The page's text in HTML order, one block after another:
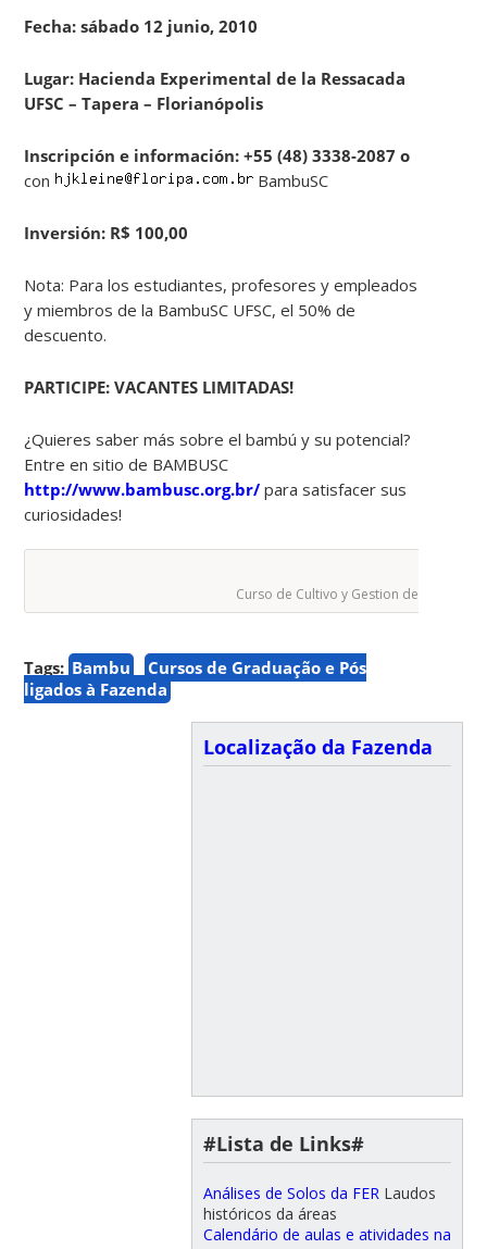
Fecha: sábado 12 junio, 2010
Lugar: Hacienda Experimental de la Ressacada
UFSC – Tapera – Florianópolis
Inscripción e información: +55 (48) 3338-2087 o
con
BambuSC
Inversión: R$ 100,00
Nota: Para los estudiantes, profesores y empleados
y miembros de la BambuSC UFSC, el 50% de
descuento.
PARTICIPE: VACANTES LIMITADAS!
¿Quieres saber más sobre el bambú y su potencial?
Entre en sitio de BAMBUSC
http://www.bambusc.org.br/ para satisfacer sus
curiosidades!
Curso de Cultivo y Gestion de Bambu
Tags: Bambu
Cursos de Graduação e Pós
ligados à Fazenda
Localização da Fazenda
#Lista de Links#
Análises de Solos da FER Laudos
históricos da áreas
Calendário de aulas e atividades na